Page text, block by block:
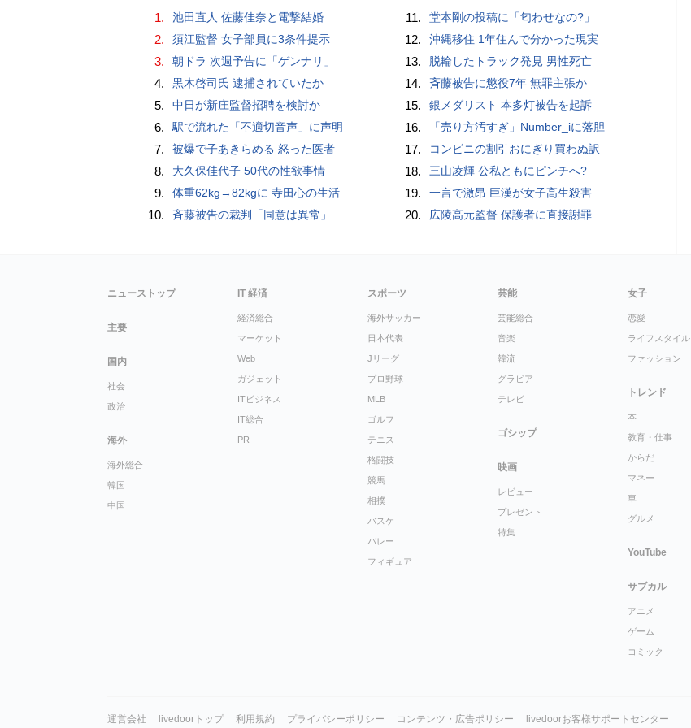
1. 池田直人 佐藤佳奈と電撃結婚
2. 須江監督 女子部員に3条件提示
3. 朝ドラ 次週予告に「ゲンナリ」
4. 黒木啓司氏 逮捕されていたか
5. 中日が新庄監督招聘を検討か
6. 駅で流れた「不適切音声」に声明
7. 被爆で子あきらめる 怒った医者
8. 大久保佳代子 50代の性欲事情
9. 体重62kg→82kgに 寺田心の生活
10. 斉藤被告の裁判「同意は異常」
11. 堂本剛の投稿に「匂わせなの?」
12. 沖縄移住 1年住んで分かった現実
13. 脱輪したトラック発見 男性死亡
14. 斉藤被告に懲役7年 無罪主張か
15. 銀メダリスト 本多灯被告を起訴
16. 「売り方汚すぎ」Number_iに落胆
17. コンビニの割引おにぎり買わぬ訳
18. 三山凌輝 公私ともにピンチへ?
19. 一言で激昂 巨漢が女子高生殺害
20. 広陵高元監督 保護者に直接謝罪
ニューストップ
主要
国内
社会
政治
海外
海外総合
韓国
中国
IT 経済
経済総合
マーケット
Web
ガジェット
ITビジネス
IT総合
PR
スポーツ
海外サッカー
日本代表
Jリーグ
プロ野球
MLB
ゴルフ
テニス
格闘技
競馬
相撲
バスケ
バレー
フィギュア
芸能
芸能総合
音楽
韓流
グラビア
テレビ
ゴシップ
映画
レビュー
プレゼント
特集
女子
恋愛
ライフスタイル
ファッション
トレンド
本
教育・仕事
からだ
マネー
車
グルメ
YouTube
サブカル
アニメ
ゲーム
コミック
運営会社 livedoorトップ 利用規約 プライバシーポリシー コンテンツ・広告ポリシー livedoorお客様サポートセンター